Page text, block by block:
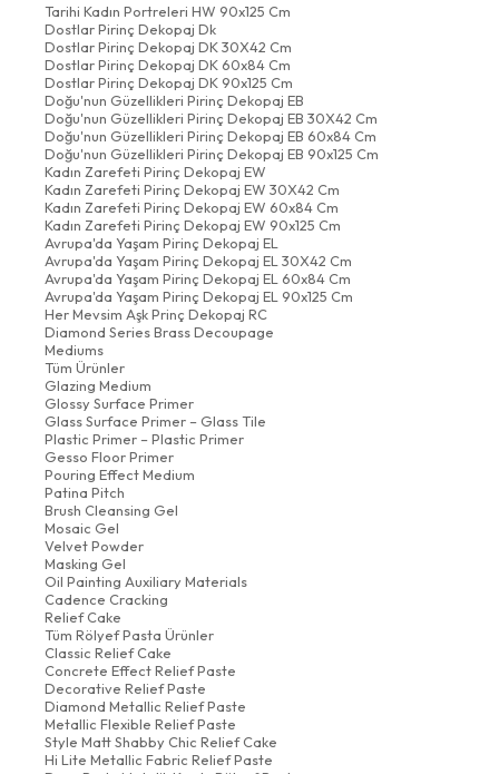
Tarihi Kadın Portreleri HW 90x125 Cm
Dostlar Pirinç Dekopaj Dk
Dostlar Pirinç Dekopaj DK 30X42 Cm
Dostlar Pirinç Dekopaj DK 60x84 Cm
Dostlar Pirinç Dekopaj DK 90x125 Cm
Doğu'nun Güzellikleri Pirinç Dekopaj EB
Doğu'nun Güzellikleri Pirinç Dekopaj EB 30X42 Cm
Doğu'nun Güzellikleri Pirinç Dekopaj EB 60x84 Cm
Doğu'nun Güzellikleri Pirinç Dekopaj EB 90x125 Cm
Kadın Zarefeti Pirinç Dekopaj EW
Kadın Zarefeti Pirinç Dekopaj EW 30X42 Cm
Kadın Zarefeti Pirinç Dekopaj EW 60x84 Cm
Kadın Zarefeti Pirinç Dekopaj EW 90x125 Cm
Avrupa'da Yaşam Pirinç Dekopaj EL
Avrupa'da Yaşam Pirinç Dekopaj EL 30X42 Cm
Avrupa'da Yaşam Pirinç Dekopaj EL 60x84 Cm
Avrupa'da Yaşam Pirinç Dekopaj EL 90x125 Cm
Her Mevsim Aşk Prinç Dekopaj RC
Diamond Series Brass Decoupage
Mediums
Tüm Ürünler
Glazing Medium
Glossy Surface Primer
Glass Surface Primer – Glass Tile
Plastic Primer – Plastic Primer
Gesso Floor Primer
Pouring Effect Medium
Patina Pitch
Brush Cleansing Gel
Mosaic Gel
Velvet Powder
Masking Gel
Oil Painting Auxiliary Materials
Cadence Cracking
Relief Cake
Tüm Rölyef Pasta Ürünler
Classic Relief Cake
Concrete Effect Relief Paste
Decorative Relief Paste
Diamond Metallic Relief Paste
Metallic Flexible Relief Paste
Style Matt Shabby Chic Relief Cake
Hi Lite Metallic Fabric Relief Paste